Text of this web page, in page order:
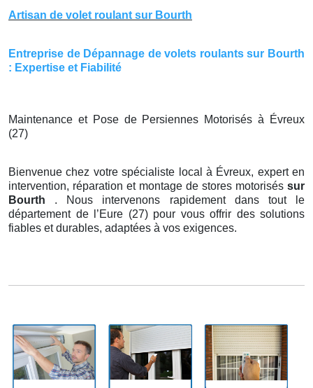
Artisan de volet roulant sur Bourth
Entreprise de Dépannage de volets roulants sur Bourth
: Expertise et Fiabilité
Maintenance et Pose de Persiennes Motorisés à Évreux
(27)
Bienvenue chez votre spécialiste local à Évreux, expert en
intervention, réparation et montage de stores motorisés sur
Bourth . Nous intervenons rapidement dans tout le
département de l’Eure (27) pour vous offrir des solutions
fiables et durables, adaptées à vos exigences.